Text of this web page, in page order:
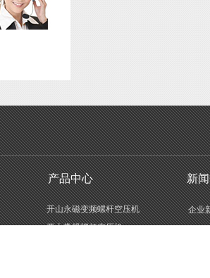
企业
产品中心 新
开山永磁变频螺杆空压机
开山常规螺杆空压机